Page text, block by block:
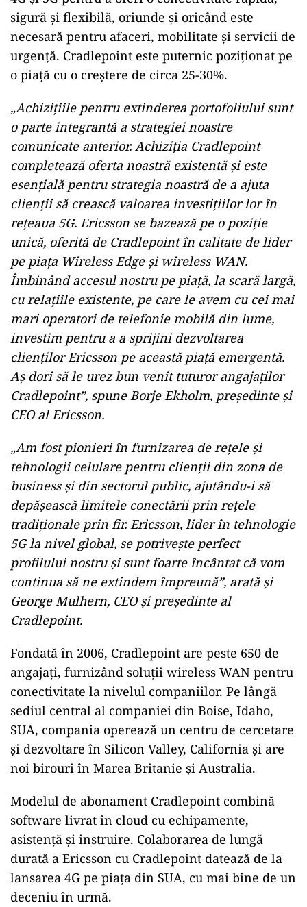
cu aproximativ 1% în 2021 și 2022 – jumătate
din cauza amortizării activelor provenite în
urma achiziției. Cradlepoint urmează să
contribuie la fluxul de numerar operațional
începând cu 2022. Obiectivele financiare ale
grupului Ericsson pentru anul 2022 rămân
neschimbate.
Soluțiile Edge wireless WAN
Soluțiile Edge wireless WAN se conectează prin
4G și 5G pentru a oferi o conectivitate rapidă,
sigură și flexibilă, oriunde și oricând este
necesară pentru afaceri, mobilitate și servicii de
urgență. Cradlepoint este puternic poziționat pe
o piață cu o creștere de circa 25-30%.
„Achizițiile pentru extinderea portofoliului sunt
o parte integrantă a strategiei noastre
comunicate anterior. Achiziția Cradlepoint
completează oferta noastră existentă și este
esențială pentru strategia noastră de a ajuta
clienții să crească valoarea investițiilor lor în
rețeaua 5G. Ericsson se bazează pe o poziție
unică, oferită de Cradlepoint în calitate de lider
pe piața Wireless Edge și wireless WAN.
Îmbinând accesul nostru pe piață, la scară largă,
cu relațiile existente, pe care le avem cu cei mai
mari operatori de telefonie mobilă din lume,
investim pentru a a sprijini dezvoltarea
clienților Ericsson pe această piață emergentă.
Aș dori să le urez bun venit tuturor angajaților
Cradlepoint”, spune Borje Ekholm, președinte și
CEO al Ericsson.
„Am fost pionieri în furnizarea de rețele și
tehnologii celulare pentru clienții din zona de
business și din sectorul public, ajutându-i să
depășească limitele conectării prin rețele
tradiționale prin fir. Ericsson, lider în tehnologie
5G la nivel global, se potrivește perfect
profilului nostru și sunt foarte încântat că vom
George Mulhern, CEO și președinte al
Cradlepoint.
Fondată în 2006, Cradlepoint are peste 650 de
angajați, furnizând soluții wireless WAN pentru
conectivitate la nivelul companiilor. Pe lângă